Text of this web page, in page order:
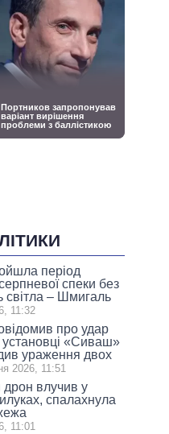
період
спеки без
світла – Шмигаль
11:32
про удар
установці «Сиваш»
ураження двох
2026, 11:51
дрон влучив у
спалахнула
11:01